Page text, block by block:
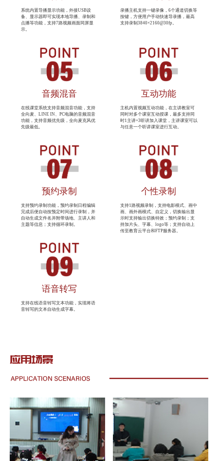
系统内置导播显示功能，外接USB设
备、显示器即可实现本地导播、录制和
点播等功能，支持7路视频画面同屏显
示。
录播主机支持一键录像，6个通道切换等
按键，方便用户手动快速导录播，最高
支持录制3840×2160@30fp。
音频混音
在线课堂系统支持音频混音功能，支持
全向麦、LINE IN、PC电脑的音频混音
功能，支持音频优先级，全向麦克风优
先级最低。
互动功能
主机内置视频互动功能，在主讲教室可
同时对多个课室互动授课，最多支持同
时1主讲+3听讲加入课堂，主讲课室可以
与任意一个听讲课室进行互动。
预约录制
支持预约录制功能，预约录制日程编辑
完成后便自动按预定时间进行录制，并
自动生成文件名并附带场地、主讲人和
主题等信息；支持循环录制。
个性录制
支持1路视频录制，支持电影模式、画中
画、画外画模式、自定义，切换输出显
示时支持输出切换特效；预约录制；支
持加片头、字幕、logo等；支持自动上
传至教育云平台和FTP服务器。
语音转写
支持在线语音转写文本功能，实现将语
音转写的文本自动生成字幕。